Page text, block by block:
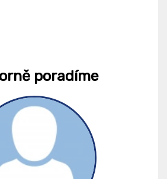
poradíme